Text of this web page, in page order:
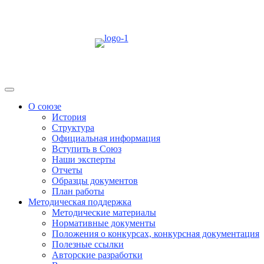
Menu
О союзе
История
Структура
Официальная информация
Вступить в Союз
Наши эксперты
Отчеты
Образцы документов
План работы
Методическая поддержка
Методические материалы
Нормативные документы
Положения о конкурсах, конкурсная документация
Полезные ссылки
Авторские разработки